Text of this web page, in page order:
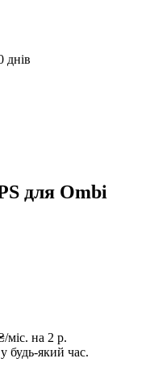
днів
для Ombi
міс. на 2 р.
будь-який час.